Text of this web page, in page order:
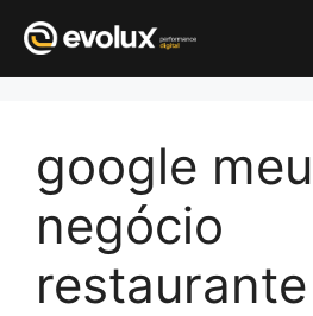
conteúdo
google meu
negócio
restaurante